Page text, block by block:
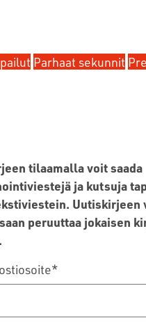
Parhaat sekunnit
tilaamalla voit saada
ja kutsuja
Uutiskirjeen
peruuttaa jokaisen
*